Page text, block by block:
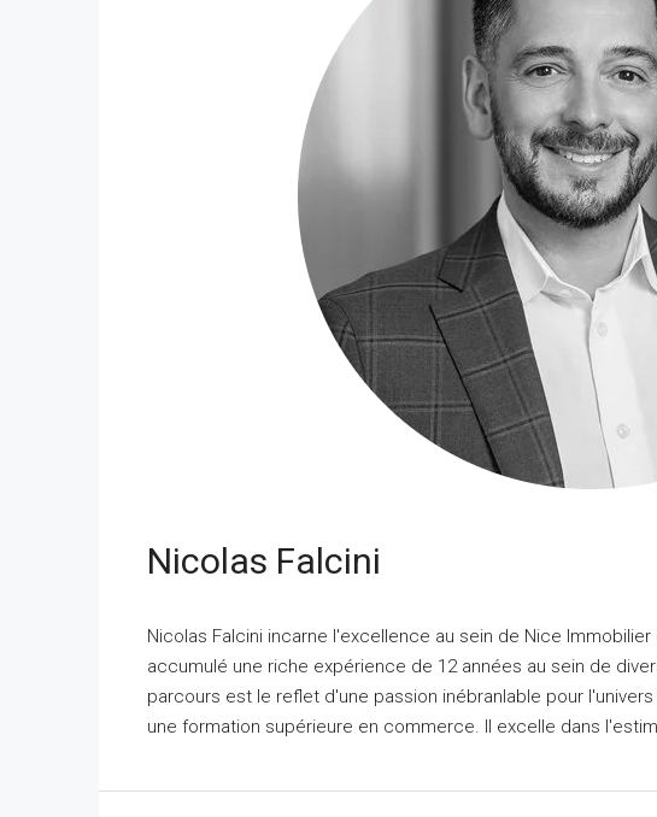
Nicolas Falcini
Nicolas Falcini incarne l'excellence au sein de Nice
accumulé une riche expérience de 12 années au sein de
parcours est le reflet d'une passion inébranlable pour
une formation supérieure en commerce. Il excelle dans